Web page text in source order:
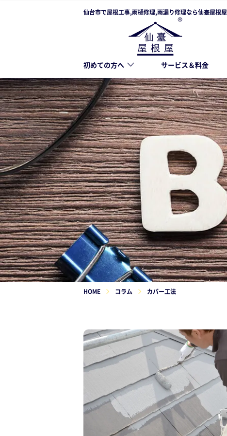
仙台市で屋根工事,雨樋修理,雨漏り修理なら仙臺屋根屋
初めての方へ サービス＆料金
HOME コラム カバー工法